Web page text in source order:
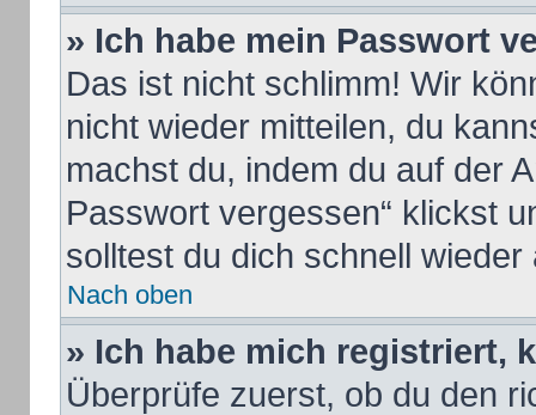
» Ich habe mein Passwort
Das ist nicht schlimm! Wir
nicht wieder mitteilen, du
machst du, indem du auf der
Passwort vergessen“ klickst
solltest du dich schnell
Nach oben
» Ich habe mich registriert,
Überprüfe zuerst, ob du den